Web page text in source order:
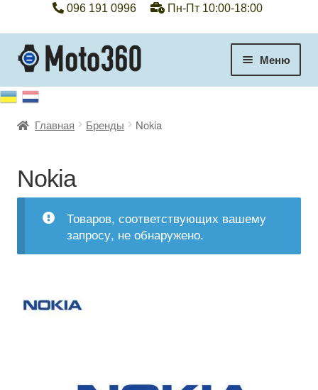
096 191 0996 Пн-Пт 10:00-18:00
Перейти
к
навигации
Перейти
к
содержимому
Меню
+38 096 191 0996
Категории
Гарантия
Оплата, доставка
Контакты
Главная Бренды Nokia
Nokia
Товаров, соответствующих вашему
запросу, не обнаружено.